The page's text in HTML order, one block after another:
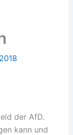
der AfD.
kann und